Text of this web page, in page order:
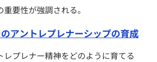
要性が強調される。
アントレプレナーシップの育成
レプレナー精神をどのように育てる